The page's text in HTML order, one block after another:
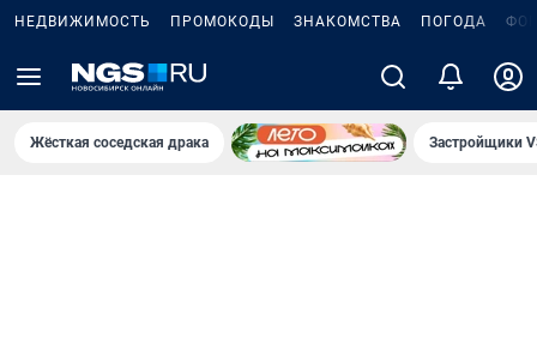
НЕДВИЖИМОСТЬ ПРОМОКОДЫ ЗНАКОМСТВА ПОГОДА
Жёсткая соседская драка Застройщики